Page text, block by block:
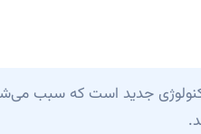
جدید است که سبب